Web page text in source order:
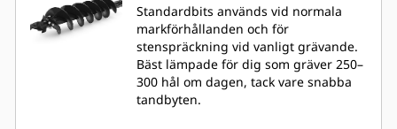
Standardbits används vid normala
markförhållanden och för
stenspräckning vid vanligt grävande.
Bäst lämpade för dig som gräver 250–
300 hål om dagen, tack vare snabba
tandbyten.